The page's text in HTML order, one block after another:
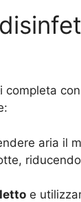
completa
aria il
e